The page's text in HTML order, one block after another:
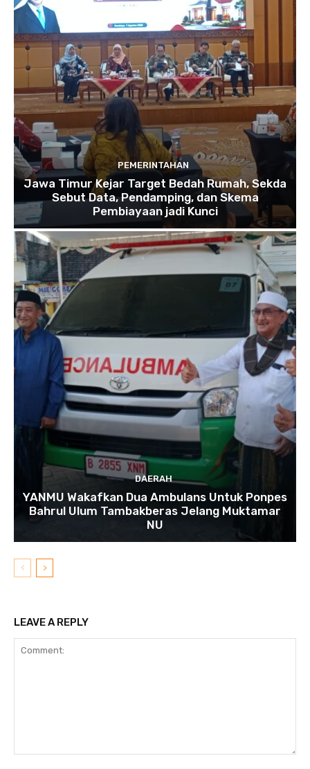
PEMERINTAHAN
Jawa Timur Kejar Target Bedah Rumah, Sekda
Sebut Data, Pendamping, dan Skema
Pembiayaan jadi Kunci
DAERAH
YANMU Wakafkan Dua Ambulans Untuk Ponpes
Bahrul Ulum Tambakberas Jelang Muktamar
NU
LEAVE A REPLY